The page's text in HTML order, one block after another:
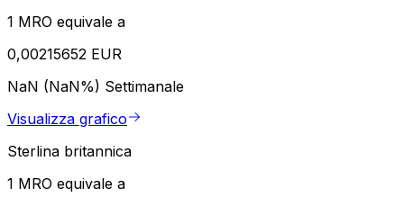
1 MRO equivale a
0,00215652 EUR
NaN (NaN%) Settimanale
Visualizza grafico
Sterlina britannica
1 MRO equivale a